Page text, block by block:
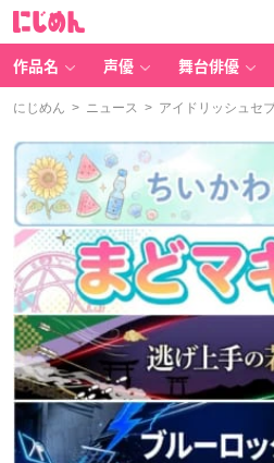
作品名 声優 舞台俳優
にじめん > ニュース > アイドリッシュセ